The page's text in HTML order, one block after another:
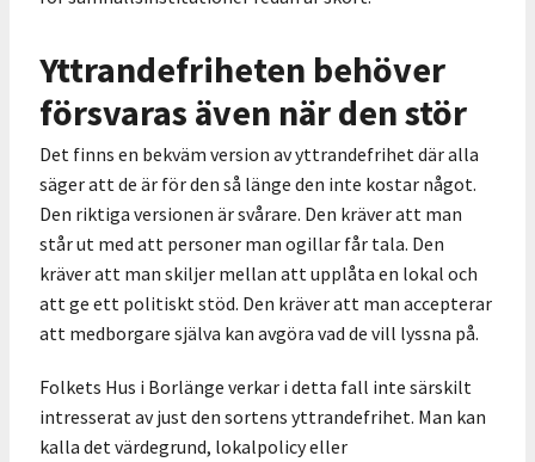
Yttrandefriheten behöver
försvaras även när den stör
Det finns en bekväm version av yttrandefrihet där alla
säger att de är för den så länge den inte kostar något.
Den riktiga versionen är svårare. Den kräver att man
står ut med att personer man ogillar får tala. Den
kräver att man skiljer mellan att upplåta en lokal och
att ge ett politiskt stöd. Den kräver att man accepterar
att medborgare själva kan avgöra vad de vill lyssna på.
Folkets Hus i Borlänge verkar i detta fall inte särskilt
intresserat av just den sortens yttrandefrihet. Man kan
kalla det värdegrund, lokalpolicy eller